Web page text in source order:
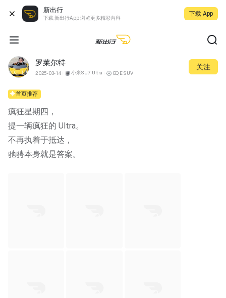
新出行
下载 新出行App 浏览更多精彩内容
下载 App
罗莱尔特
2025-03-14 小米SU7 Ultra EQE SUV
关注
首页推荐
疯狂星期四，
提一辆疯狂的 Ultra。
不再执着于抵达，
驰骋本身就是答案。